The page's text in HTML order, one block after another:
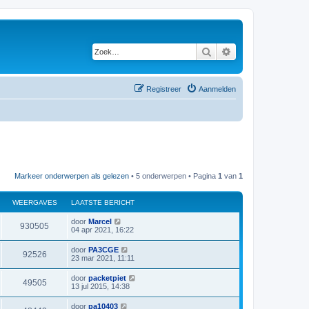
Zoek
Aanmelden
Registreer
Markeer onderwerpen als gelezen • 5 onderwerpen • Pagina 1 van 1
WEERGAVES LAATSTE BERICHT
930505
e
g
L
a
s
t
e
b
e
r
door Marcel
04 apr 2021, 16:22
92526W
e
L
a
s
t
e
b
door PA3CGE
23 mar 2021, 11:11
49505W
e
L
a
door packetpiet
13 jul 2015, 14:38
L
door pa10403